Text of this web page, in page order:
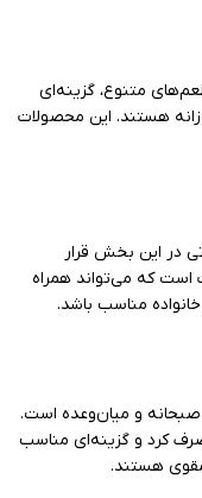
متنوع، گزینه‌ای
هستند. این محصولات
در این بخش قرار
است که می‌تواند همراه
مناسب باشد.
و میان‌وعده است.
کرد و گزینه‌ای مناسب
هستند.